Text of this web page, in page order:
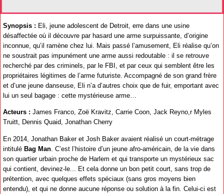
Synopsis : Eli, jeune adolescent de Detroit, erre dans une usine
désaffectée où il découvre par hasard une arme surpuissante, d’origine
inconnue, qu’il ramène chez lui. Mais passé l’amusement, Eli réalise qu’on
ne soustrait pas impunément une arme aussi redoutable : il se retrouve
recherché par des criminels, par le FBI, et par ceux qui semblent être les
propriétaires légitimes de l’arme futuriste. Accompagné de son grand frère
et d’une jeune danseuse, Eli n’a d’autres choix que de fuir, emportant avec
lui un seul bagage : cette mystérieuse arme…
Acteurs : James Franco, Zoë Kravitz, Carrie Coon, Jack Reyno,r Myles
Truitt, Dennis Quaid, Jonathan Cherry
En 2014, Jonathan Baker et Josh Baker avaient réalisé un court-métrage
intitulé Bag Man . C’est l’histoire d’un jeune afro-américain, de la vie dans
son quartier urbain proche de Harlem et qui transporte un mystérieux sac
qui contient, devinez-le... Et cela donne un bon petit court, sans trop de
prétention, avec quelques effets spéciaux (sans gros moyens bien
entendu), et qui ne donne aucune réponse ou solution à la fin. Celui-ci est